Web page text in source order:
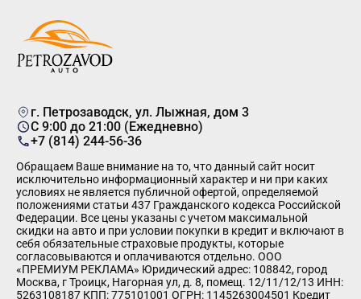
г. Петрозаводск, ул. Лыжная, дом 3
C 9:00 до 21:00 (Ежедневно)
+7 (814) 244-56-36
Обращаем Ваше внимание на то, что данный сайт носит
исключительно информационный характер и ни при каких
условиях не является публичной офертой, определяемой
положениями статьи 437 Гражданского кодекса Российской
Федерации. Все цены указаны с учетом максимальной
скидки на авто и при условии покупки в кредит и включают в
себя обязательные страховые продукты, которые
согласовываются и оплачиваются отдельно. ООО
«ПРЕМИУМ РЕКЛАМА» Юридический адрес: 108842, город
Москва, г Троицк, Нагорная ул, д. 8, помещ. 12/11/12/13 ИНН:
5263108187 КПП: 775101001 ОГРН: 1145263004501 Кредит